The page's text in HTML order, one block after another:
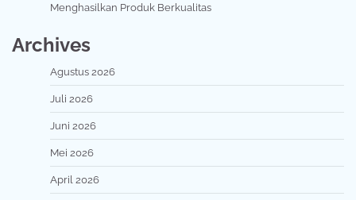
Menghasilkan Produk Berkualitas
Archives
Agustus 2026
Juli 2026
Juni 2026
Mei 2026
April 2026